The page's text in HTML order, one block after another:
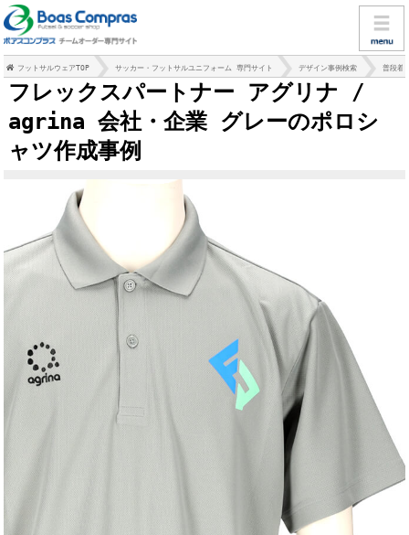
フットサルウェアTOP サッカー・フットサルユニフォーム 専門サイト デザイン事例検索 普段着
フレックスパートナー アグリナ /
agrina 会社・企業 グレーのポロシ
ャツ作成事例